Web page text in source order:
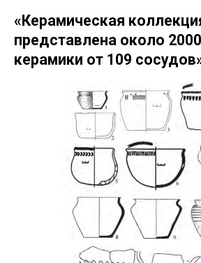
«Керамическая
представлена около
керамики от 109